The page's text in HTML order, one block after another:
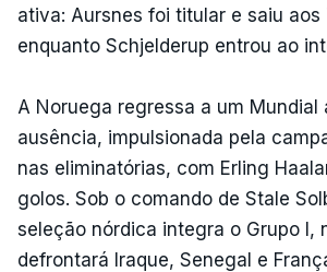
ativa: Aursnes foi titular e saiu aos
enquanto Schjelderup entrou ao
A Noruega regressa a um Mundial
ausência, impulsionada pela
nas eliminatórias, com Erling
golos. Sob o comando de Stale
seleção nórdica integra o Grupo I,
defrontará Iraque, Senegal e